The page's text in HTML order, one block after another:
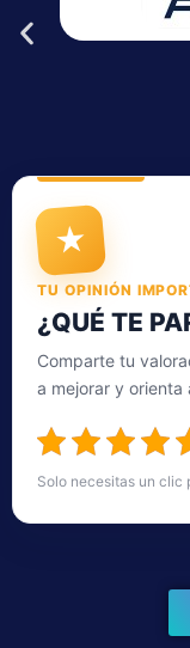
★
TU OPINIÓN
¿QUÉ TE
Comparte tu
a mejorar y orienta
Solo necesitas un clic